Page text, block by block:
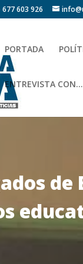
603 926
PORTADA
ENTREVISTA